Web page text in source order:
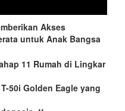
Akses
untuk Anak Bangsa
11 Rumah di Lingkar
50i Golden Eagle yang